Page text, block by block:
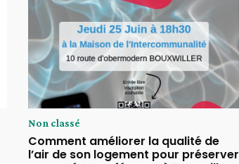
Non classé
Comment améliorer la qualité de
l’air de son logement pour préserver